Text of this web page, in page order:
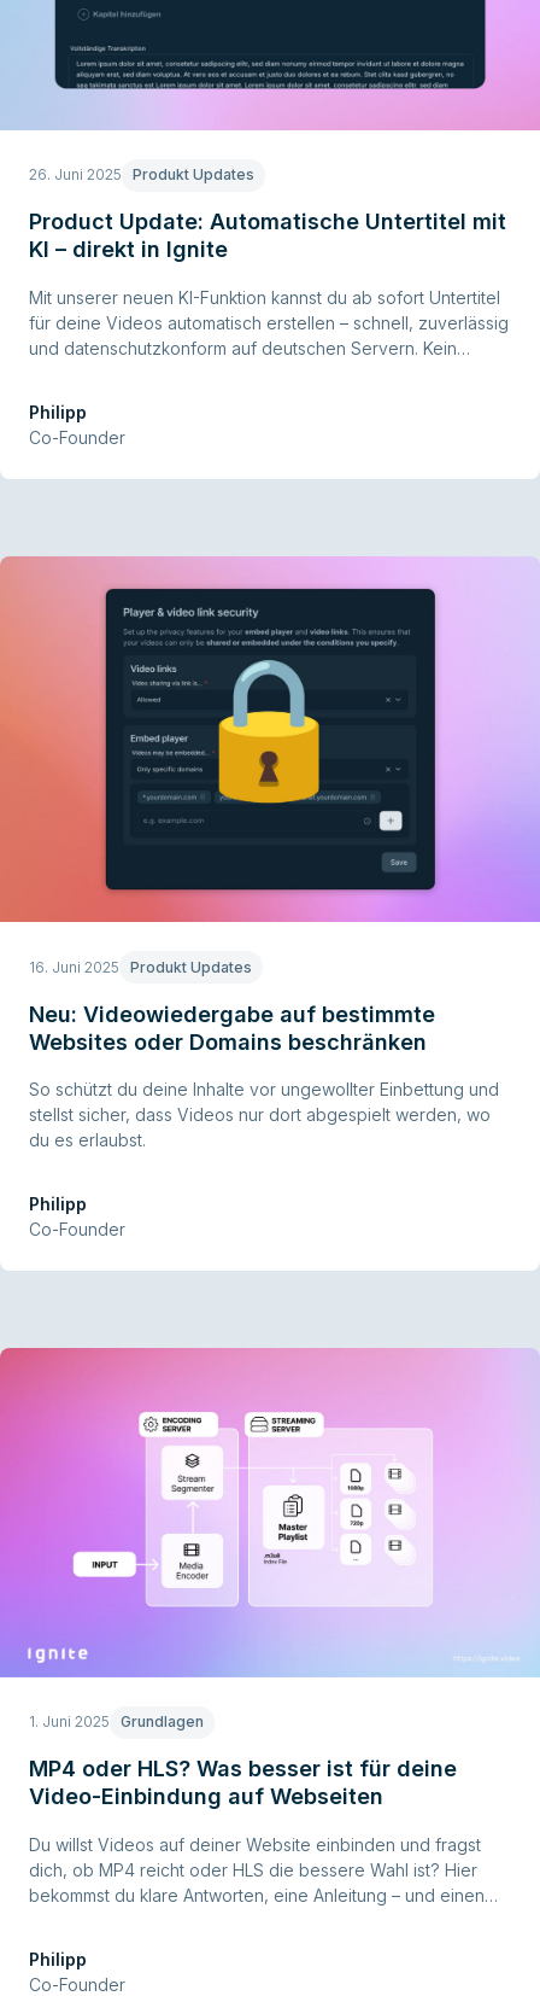
26. Juni 2025 Produkt Updates
Product Update: Automatische Untertitel mit
KI – direkt in Ignite
Mit unserer neuen KI-Funktion kannst du ab sofort Untertitel
für deine Videos automatisch erstellen – schnell, zuverlässig
und datenschutzkonform auf deutschen Servern. Kein
Philipp
Co-Founder
16. Juni 2025 Produkt Updates
Neu: Videowiedergabe auf bestimmte
Websites oder Domains beschränken
So schützt du deine Inhalte vor ungewollter Einbettung und
stellst sicher, dass Videos nur dort abgespielt werden, wo
du es erlaubst.
Philipp
Co-Founder
1. Juni 2025 Grundlagen
MP4 oder HLS? Was besser ist für deine
Video-Einbindung auf Webseiten
Du willst Videos auf deiner Website einbinden und fragst
dich, ob MP4 reicht oder HLS die bessere Wahl ist? Hier
bekommst du klare Antworten, eine Anleitung – und einen
Philipp
Co-Founder